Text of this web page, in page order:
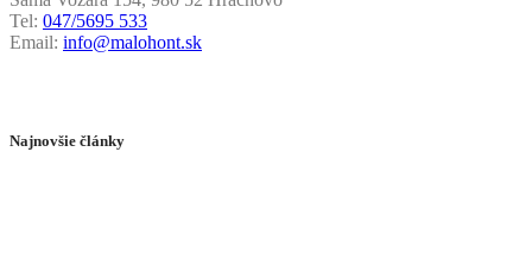
Tel: 047/5695 533
Email: info@malohont.sk
Najnovšie články